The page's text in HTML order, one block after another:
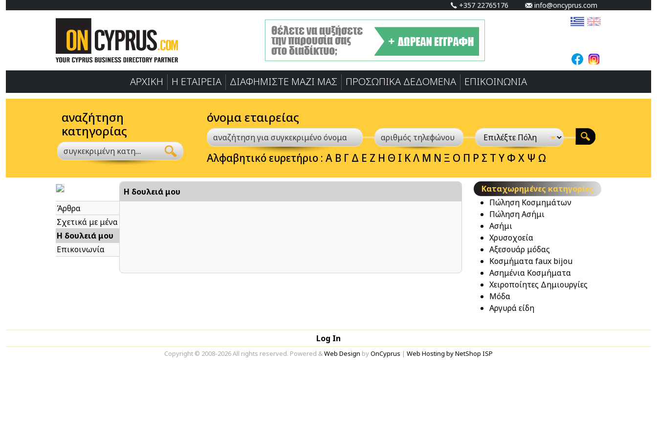
+357 22765176 info@oncyprus.com
ΑΡΧΙΚΗ Η ΕΤΑΙΡΕΙΑ ΔΙΑΦΗΜΙΣΤΕ ΜΑΖΙ ΜΑΣ ΠΡΟΣΩΠΙΚA ΔΕΔΟΜΕΝA ΕΠΙΚΟΙΝΩΝΙΑ
αναζήτηση
κατηγορίας
συγκεκριμένη κατηγορία
όνομα εταιρείας
Αλφαβητικό ευρετήριο : Α Β Γ Δ Ε Ζ Η Θ Ι ΚΛ Μ Ν Ξ Ο Π Ρ Σ Τ Υ Φ Χ Ψ Ω
Άρθρα
Σχετικά με μένα
Η δουλειά μου
Επικοινωνία
Η δουλειά μου
Καταχωρημένες κατηγορίες
Πώληση Κοσμημάτων
Πώληση Ασήμι
Ασήμι
Χρυσοχοεία
Αξεσουάρ μόδας
Κοσμήματα faux bijou
Ασημένια Κοσμήματα
Χειροποίητες Δημιουργίες
Μόδα
Αργυρά είδη
Log In
Copyright © 2008-2026 All rights reserved. Powered &Web Design byOnCyprus | Web Hosting by NetShop ISP